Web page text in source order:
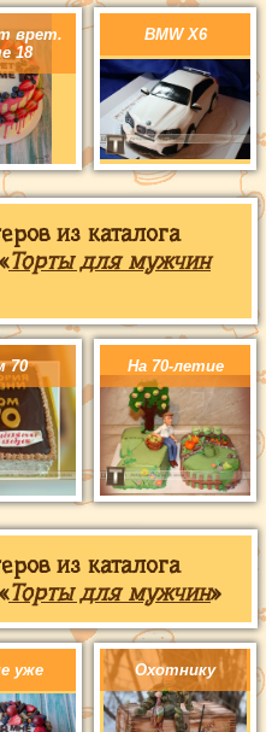
врет.
18
BMW X6
из каталога
Торты для мужчин
70 На 70-летие
из каталога
Торты для мужчин»
уже Охотнику